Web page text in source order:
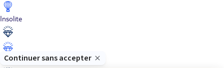
Insolite
Luxe